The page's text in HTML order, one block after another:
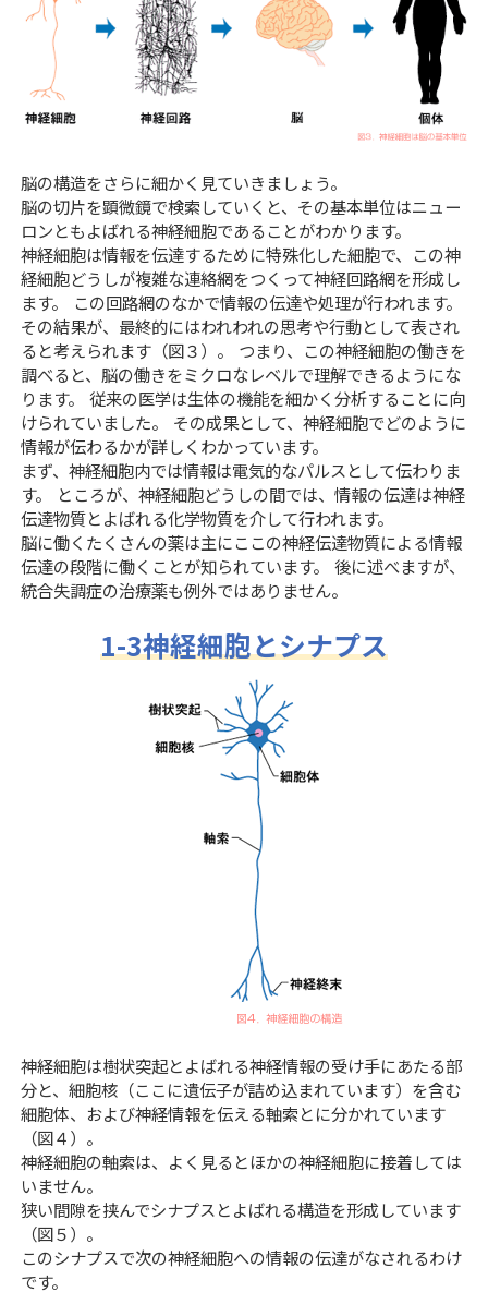
脳の構造をさらに細かく見ていきましょう。
脳の切片を顕微鏡で検索していくと、その基本単位はニュー
ロンともよばれる神経細胞であることがわかります。
神経細胞は情報を伝達するために特殊化した細胞で、この神
経細胞どうしが複雑な連絡網をつくって神経回路網を形成し
ます。 この回路網のなかで情報の伝達や処理が行われます。
その結果が、最終的にはわれわれの思考や行動として表され
ると考えられます（図３）。 つまり、この神経細胞の働きを
調べると、脳の働きをミクロなレベルで理解できるようにな
ります。 従来の医学は生体の機能を細かく分析することに向
けられていました。 その成果として、神経細胞でどのように
情報が伝わるかが詳しくわかっています。
まず、神経細胞内では情報は電気的なパルスとして伝わりま
す。 ところが、神経細胞どうしの間では、情報の伝達は神経
伝達物質とよばれる化学物質を介して行われます。
脳に働くたくさんの薬は主にここの神経伝達物質による情報
伝達の段階に働くことが知られています。 後に述べますが、
統合失調症の治療薬も例外ではありません。
1-3神経細胞とシナプス
神経細胞は樹状突起とよばれる神経情報の受け手にあたる部
分と、細胞核（ここに遺伝子が詰め込まれています）を含む
細胞体、および神経情報を伝える軸索とに分かれています
（図４）。
神経細胞の軸索は、よく見るとほかの神経細胞に接着しては
いません。
狭い間隙を挟んでシナプスとよばれる構造を形成しています
（図５）。
このシナプスで次の神経細胞への情報の伝達がなされるわけ
です。